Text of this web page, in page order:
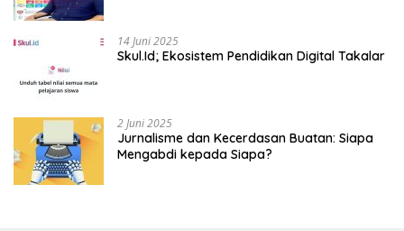
14 Juni 2025
Skul.Id; Ekosistem Pendidikan Digital Takalar
2 Juni 2025
Jurnalisme dan Kecerdasan Buatan: Siapa
Mengabdi kepada Siapa?